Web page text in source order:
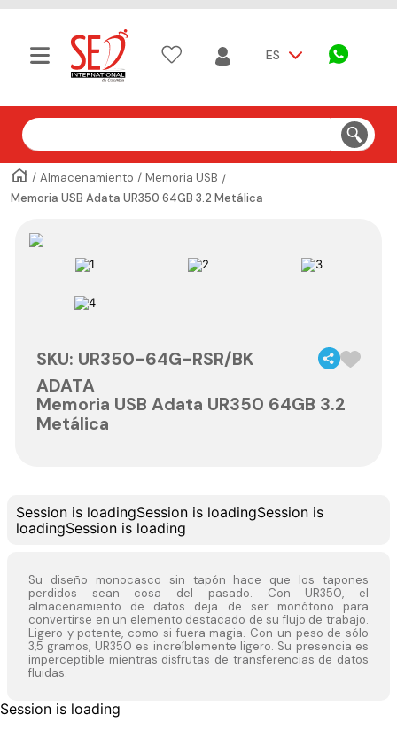
ES
Buscar
Almacenamiento
Memoria USB
Memoria USB Adata UR350 64GB 3.2 Metálica
SKU: UR350-64G-RSR/BK
ADATA
Memoria USB Adata UR350 64GB 3.2
Metálica
Session is loadingSession is loadingSession is
loadingSession is loading
Su diseño monocasco sin tapón hace que los tapones
perdidos sean cosa del pasado. Con UR350, el
almacenamiento de datos deja de ser monótono para
convertirse en un elemento destacado de su flujo de trabajo.
Ligero y potente, como si fuera magia. Con un peso de sólo
3,5 gramos, UR350 es increíblemente ligero. Su presencia es
imperceptible mientras disfrutas de transferencias de datos
fluidas.
Session is loading